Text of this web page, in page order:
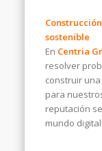
sostenible
En Centria
resolver
construir
para
reputación
mundo